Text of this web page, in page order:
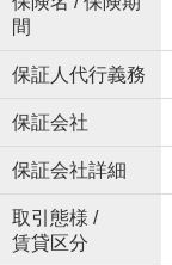
間
保証人代行義務
保証会社
保証会社詳細
取引態様 /
賃貸区分